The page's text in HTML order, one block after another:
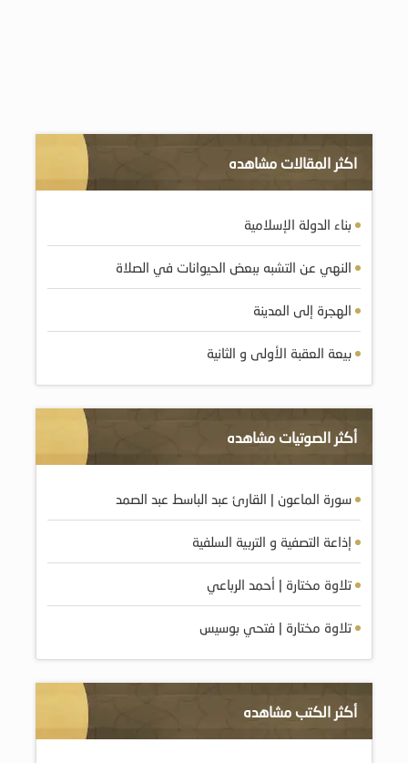
اكثر المقالات مشاهده
بناء الدولة الإسلامية
النهي عن التشبه ببعض الحيوانات في الصلاة
الهجرة إلى المدينة
بيعة العقبة الأولى و الثانية
أكثر الصوتيات مشاهده
سورة الماعون | القارئ عبد الباسط عبد الصمد
إذاعة التصفية و التربية السلفية
تلاوة مختارة | أحمد الرباعي
تلاوة مختارة | فتحي بوسيس
أكثر الكتب مشاهده